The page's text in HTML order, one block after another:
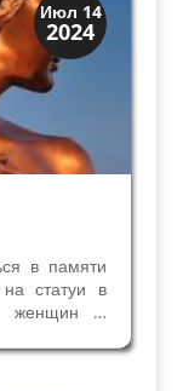
Июл 14
2024
в памяти
статуи в
женщин в
требуют